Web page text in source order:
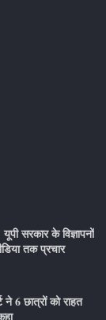
सरकार के विज्ञापनों
तक प्रचार
6 छात्रों को राहत